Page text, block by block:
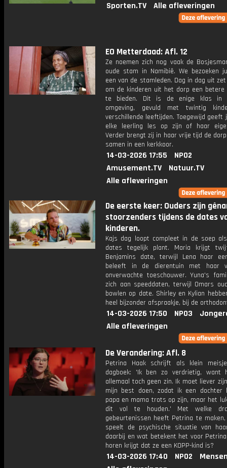
Sporten.TV
Alle afleveringen
EO Metterdaad: Afl. 12
Ze noemen zich nog vaak de
oude stam in Namibië. We bezoeken
een van de stamleden. Dag in dag uit
om de kinderen uit het dorp een betere
te bieden. Dit is de enige klas in
omgeving, gevuld met twintig
verschillende leeftijden. Toegewijd geeft
elke leerling les op zijn of haar
Verder brengt zij in haar vrije tijd de
samen in een kerkkoor.
14-03-2026 17:55
NPO2
Amusement.TV
Natuur.TV
Alle afleveringen
De eerste keer: Ouders zijn
stoorzenders tijdens de dates
kinderen.
Kajs dag loopt compleet in de soep
dates tegelijk plant. Maria krijgt
Benjamins date, terwijl Lena haar
beleeft in de dierentuin met haar
onverwachte toeschouwer. Yuna's
zich aan speeddaten, terwijl Omars
bowlen op date. Shirley en Kylian
heel bijzonder afspraakje, bij de
14-03-2026 17:50 NPO3
Alle afleveringen
De Verandering: Afl. 8
Petrina Haak schrijft als klein
dagboek: 'Ik ben zo verdrietig, want
allemaal toch geen zin. Ik moet liever
mijn best doen, zodat ik een dochter
papa en mama trots op zijn, maar het
dit vol te houden.' Met welke
gebeurtenissen heeft Petrina te
speelt de psychische situatie van
daarbij en wat betekent het voor
horen krijgt dat ze een KOPP-kind is?
14-03-2026 17:40 NPO2